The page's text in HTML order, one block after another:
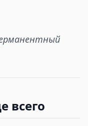
всего